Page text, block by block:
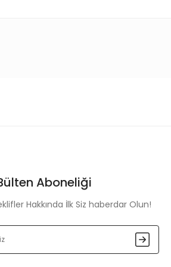
Aboneliği
Hakkında İlk Siz haberdar Olun!